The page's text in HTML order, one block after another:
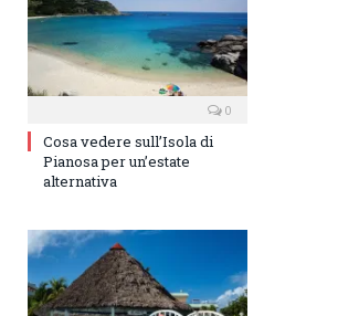
0
Cosa vedere sull’Isola di
Pianosa per un’estate
alternativa